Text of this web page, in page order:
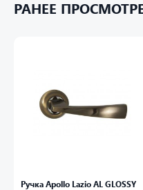
РАНЕЕ
Ручка Apollo Lazio AL GLOSSY